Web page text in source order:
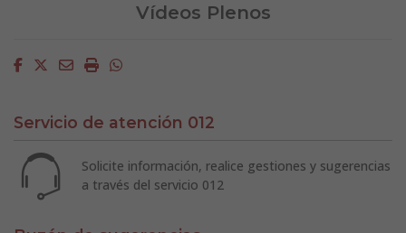
Vídeos Plenos
Facebook
Twitter
EmailImprimirWhatsapp
Servicio de atención 012
Solicite información, realice gestiones y sugerencias
a través del servicio 012